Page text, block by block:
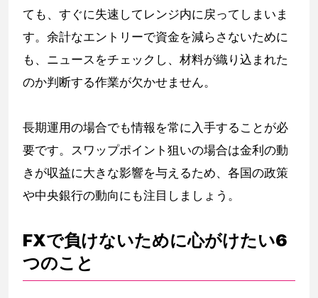
ても、すぐに失速してレンジ内に戻ってしまいま
す。余計なエントリーで資金を減らさないために
も、ニュースをチェックし、材料が織り込まれた
のか判断する作業が欠かせません。
長期運用の場合でも情報を常に入手することが必
要です。スワップポイント狙いの場合は金利の動
きが収益に大きな影響を与えるため、各国の政策
や中央銀行の動向にも注目しましょう。
FXで負けないために心がけたい6
つのこと